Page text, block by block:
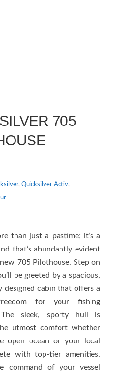
705
, Quicksilver Activ,
than just a pastime; it’s a
that’s abundantly evident
705 Pilothouse. Step on
be greeted by a spacious,
designed cabin that offers a
for your fishing
The sleek, sporty hull is
utmost comfort whether
open ocean or your local
with top-tier amenities.
command of your vessel